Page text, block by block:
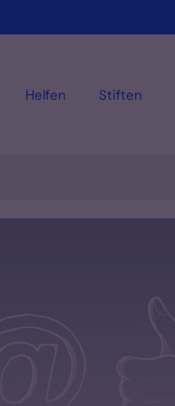
Helfen Stiften